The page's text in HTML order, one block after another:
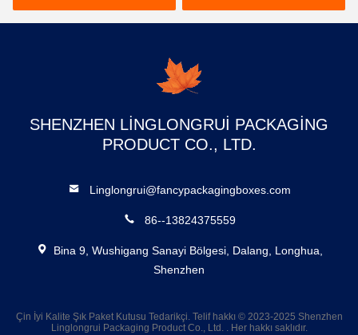
SHENZHEN LINGLONGRUI PACKAGING
PRODUCT CO., LTD.
Linglongrui@fancypackagingboxes.com
86--13824375559
Bina 9, Wushigang Sanayi Bölgesi, Dalang, Longhua,
Shenzhen
Çin İyi Kalite Şık Paket Kutusu Tedarikçi. Telif hakkı © 2023-2025 Shenzhen
Linglongrui Packaging Product Co., Ltd. . Her hakkı saklıdır.